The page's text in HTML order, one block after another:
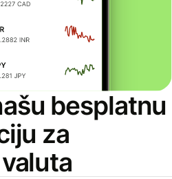
besplatnu
za